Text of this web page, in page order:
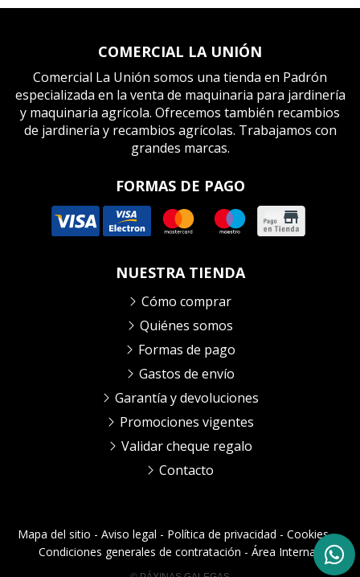
COMERCIAL LA UNIÓN
Comercial La Unión somos una tienda en Padrón
especializada en la venta de maquinaria para jardinería
y maquinaria agrícola. Ofrecemos también recambios
de jardinería y recambios agrícolas. Trabajamos con
grandes marcas.
FORMAS DE PAGO
NUESTRA TIENDA
Cómo comprar
Quiénes somos
Formas de pago
Gastos de envío
Garantía y devoluciones
Promociones vigentes
Validar cheque regalo
Contacto
Mapa del sitio - Aviso legal - Política de privacidad - Cookies-
Condiciones generales de contratación - Área Interna